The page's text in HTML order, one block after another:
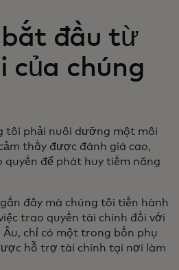
đầu từ
của chúng
tôi phải nuôi dưỡng một môi
thấy được đánh giá cao,
để phát huy tiềm năng
đây mà chúng tôi tiến hành
trao quyền tài chính đối với
chỉ có một trong bốn phụ
hỗ trợ tài chính tại nơi làm